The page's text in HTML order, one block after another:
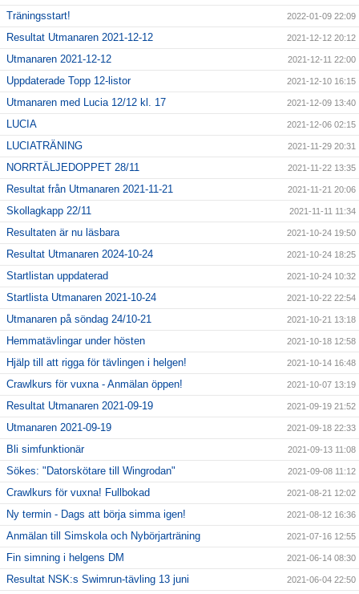
Träningsstart!
2022-01-09 22:09
Resultat Utmanaren 2021-12-12 2021-12-12 20:12
Utmanaren 2021-12-12 2021-12-11 22:00
Uppdaterade Topp 12-listor 2021-12-10 16:15
Utmanaren med Lucia 12/12 kl. 17 2021-12-09 13:40
LUCIA 2021-12-06 02:15
LUCIATRÄNING 2021-11-29 20:31
NORRTÄLJEDOPPET 28/11 2021-11-22 13:35
Resultat från Utmanaren 2021-11-21 2021-11-21 20:06
Skollagkapp 22/11 2021-11-11 11:34
Resultaten är nu läsbara 2021-10-24 19:50
Resultat Utmanaren 2024-10-24 2021-10-24 18:25
Startlistan uppdaterad 2021-10-24 10:32
Startlista Utmanaren 2021-10-24 2021-10-22 22:54
Utmanaren på söndag 24/10-21 2021-10-21 13:18
Hemmatävlingar under hösten 2021-10-18 12:58
Hjälp till att rigga för tävlingen i helgen! 2021-10-14 16:48
Crawlkurs för vuxna - Anmälan öppen! 2021-10-07 13:19
Resultat Utmanaren 2021-09-19 2021-09-19 21:52
Utmanaren 2021-09-19 2021-09-18 22:33
Bli simfunktionär 2021-09-13 11:08
Sökes: "Datorskötare till Wingrodan" 2021-09-08 11:12
Crawlkurs för vuxna! Fullbokad 2021-08-21 12:02
Ny termin - Dags att börja simma igen! 2021-08-12 16:36
Anmälan till Simskola och Nybörjarträning 2021-07-16 12:55
Fin simning i helgens DM 2021-06-14 08:30
Resultat NSK:s Swimrun-tävling 13 juni 2021-06-04 22:50